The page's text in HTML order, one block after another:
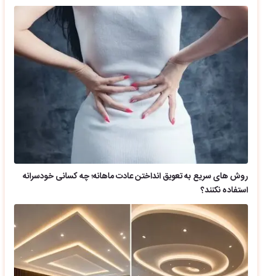
روش های سریع به تعویق انداختن عادت ماهانه؛ چه کسانی خودسرانه
استفاده نکنند؟